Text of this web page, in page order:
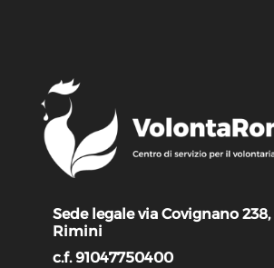
Sede legale via Covignano 238,
Rimini
c.f. 91047750400